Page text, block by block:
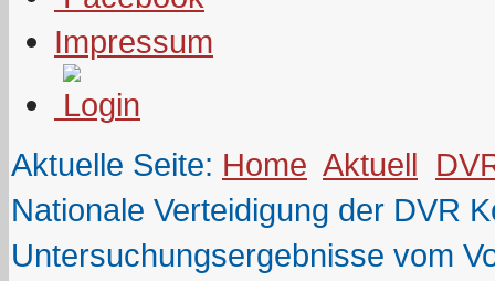
Impressum
Aktuelle Seite: Home Aktuell
Nationale Verteidigung der DVR
Untersuchungsergebnisse vom